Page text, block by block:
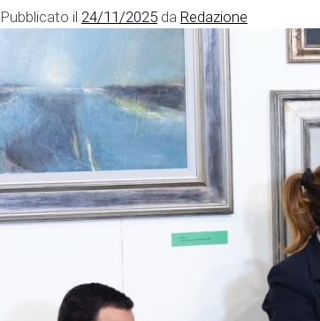
Pubblicato il 24/11/2025 da Redazione